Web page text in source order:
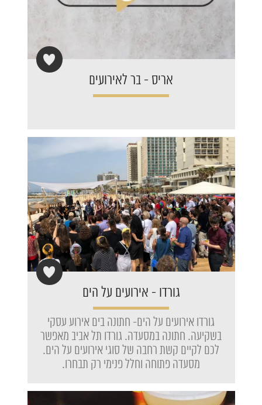
אריס - בר לאירועים
גורדו - אירועים על הים
גורדו אירועים על הים- חתונה בים אירוע עסקי
בשקיעה. חתונה במסעדה. גורדו תל אביב מאפשר
לכם לקיים קשת רחבה של סוגי אירועים על הים.
מסעדה פתוחה וחלל פנימי רק תבחרו.